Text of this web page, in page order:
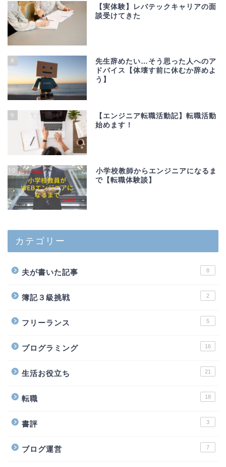
7
【実体験】レバテックキャリアの面
談受けてきた
8
先生辞めたい…そう思った人へのア
ドバイス【体壊す前に休むか辞めよ
う】
9
【エンジニア転職活動記】転職活動
始めます！
10
小学校教師からエンジニアになるま
で【転職体験談】
カテゴリー
夫が書いた記事 8
簿記３級挑戦 2
フリーランス 5
プログラミング 16
生活お役立ち 21
転職 18
書評 3
ブログ運営 7